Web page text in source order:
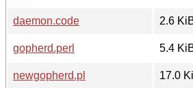
daemon.code
2.6
gopherd.perl
5.4
newgopherd.pl
17.0